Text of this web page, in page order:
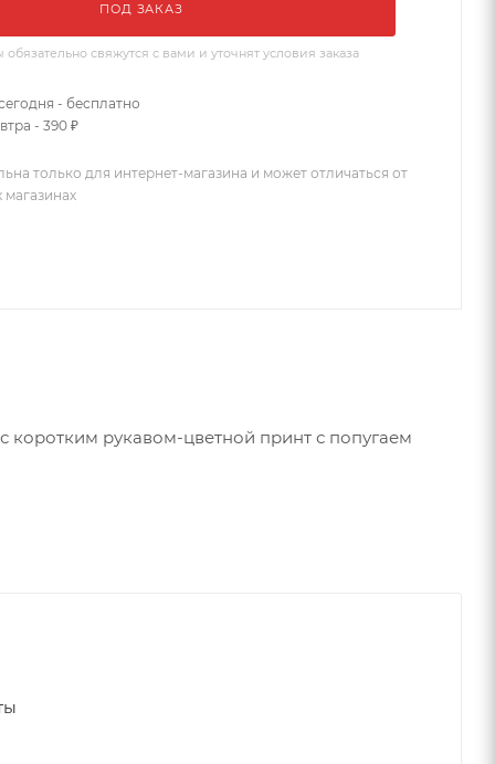
ПОД ЗАКАЗ
свяжутся с вами и уточнят условия заказа
- бесплатно
- 390 ₽
только для интернет-магазина и может отличаться от
магазинах
рукавом-цветной принт с попугаем